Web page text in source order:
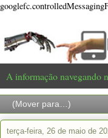
A informação navegando
terça-feira, 26 de maio de